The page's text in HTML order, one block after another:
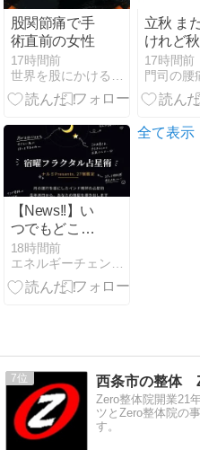
股関節痛で手
術直前の女性
17時間前
立秋 ま
けれど
り口に立
17時間前
【News!!】い
つでもどこで
も誰でも暦が
チェックでき
るアプリが完
18時間前
全て表示
7
Zero整体院開業
ツとZero整体院の
す。